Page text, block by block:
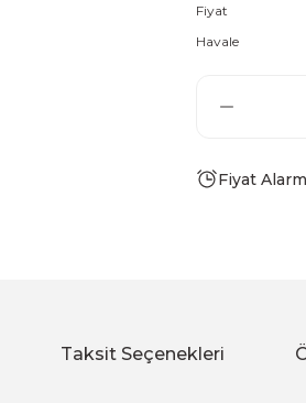
Fiyat
Havale
Fiyat
Taksit Seçenekleri